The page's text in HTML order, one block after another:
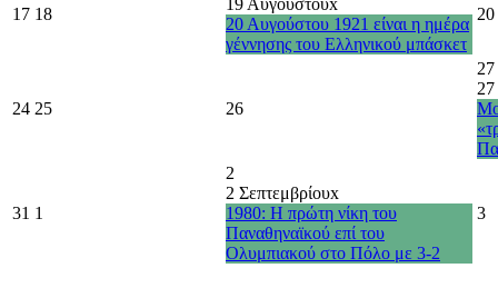
17 18
20 Αυγούστου 1921 είναι η ημέρα
γέννησης του Ελληνικού μπάσκετ
20
24 25 26
27
31 1
2
2 Σεπτεμβρίουx
1980: Η πρώτη νίκη του
Παναθηναϊκού επί του
Ολυμπιακού στο Πόλο με 3-2
3